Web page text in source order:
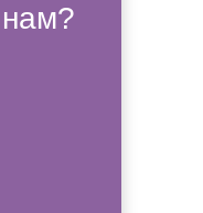
нам?